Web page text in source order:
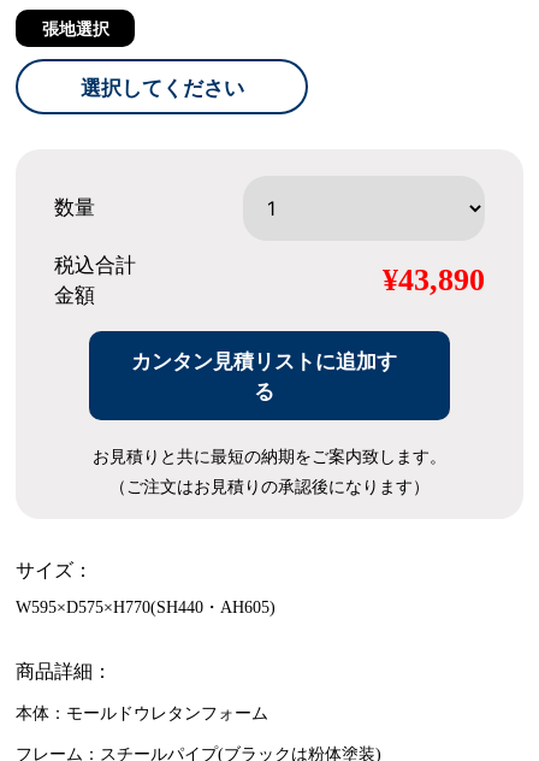
張地選択
選択してください
数量
税込合計
金額
¥43,890
カンタン見積リストに追加す
る
お見積りと共に最短の納期をご案内致します。
（ご注文はお見積りの承認後になります）
サイズ：
W595×D575×H770(SH440・AH605)
商品詳細：
本体：モールドウレタンフォーム
フレーム：スチールパイプ(ブラックは粉体塗装)